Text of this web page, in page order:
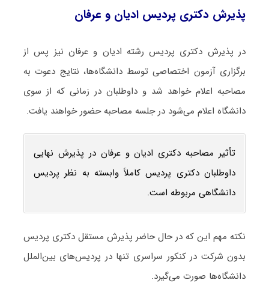
پذیرش دکتری پردیس ادیان و عرفان
در پذیرش دکتری پردیس رشته ادیان و عرفان نیز پس از
برگزاری آزمون اختصاصی توسط دانشگاه‌ها، نتایج دعوت به
مصاحبه اعلام خواهد شد و داوطلبان در زمانی که از سوی
دانشگاه اعلام می‌شود در جلسه مصاحبه حضور خواهند یافت.
تأثیر مصاحبه دکتری ادیان و عرفان در پذیرش نهایی
داوطلبان دکتری پردیس کاملاً وابسته به نظر پردیس
دانشگاهی مربوطه است.
نکته مهم این که در حال حاضر پذیرش مستقل دکتری پردیس
بدون شرکت در کنکور سراسری تنها در پردیس‌های بین‌الملل
دانشگاه‌ها صورت می‌گیرد.